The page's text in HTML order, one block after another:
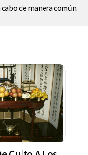
cabo de manera común.